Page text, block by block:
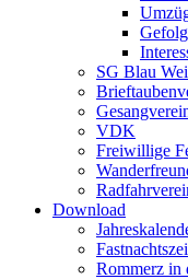
SG Blau
VDK
Freiwillige
Download
Rommerz in